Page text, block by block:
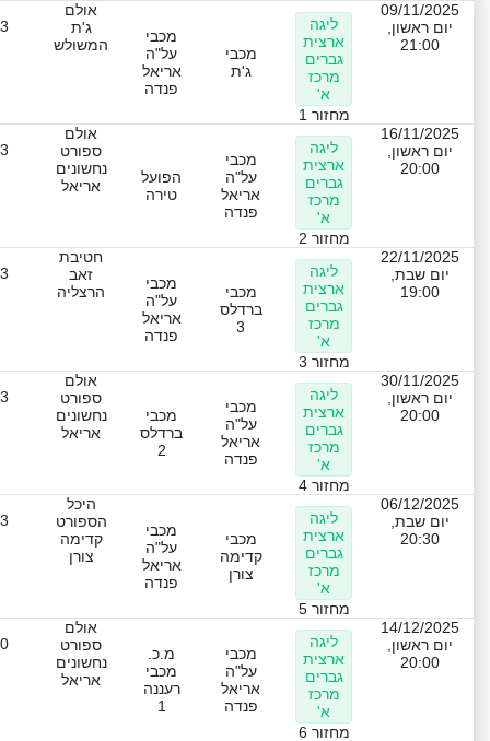
09/11/2025
יום ראשון,
21:00
ליגה
ארצית
גברים
מרכז
א'
מחזור 1
מכבי
ג'ת
מכבי
על"ה
אריאל
פנדה
אולם
ג'ת
המשולש
16/11/2025
יום ראשון,
20:00
ליגה
ארצית
גברים
מרכז
א'
מחזור 2
מכבי
על"ה
אריאל
פנדה
הפועל
טירה
אולם
ספורט
נחשונים
אריאל
22/11/2025
יום שבת,
19:00
ליגה
ארצית
גברים
מרכז
א'
מחזור 3
מכבי
ברדלס
3
מכבי
על"ה
אריאל
פנדה
חטיבת
זאב
הרצליה
30/11/2025
יום ראשון,
20:00
ליגה
ארצית
גברים
מרכז
א'
מחזור 4
מכבי
על"ה
אריאל
פנדה
מכבי
ברדלס
2
אולם
ספורט
נחשונים
אריאל
06/12/2025
יום שבת,
20:30
ליגה
ארצית
גברים
מרכז
א'
מחזור 5
מכבי
קדימה
צורן
מכבי
על"ה
אריאל
פנדה
היכל
הספורט
קדימה
צורן
14/12/2025
יום ראשון,
20:00
ליגה
ארצית
גברים
מרכז
א'
מחזור 6
מכבי
על"ה
אריאל
פנדה
מ.כ.
מכבי
רעננה
1
אולם
ספורט
נחשונים
אריאל